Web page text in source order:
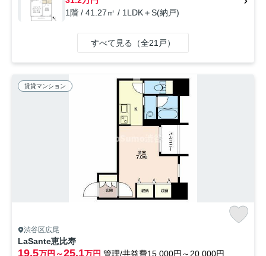
1階 / 41.27㎡ / 1LDK＋S(納戸)
すべて見る（全21戸）
賃貸マンション
渋谷区広尾
LaSante恵比寿
19.5万円～25.1万円 管理/共益費15,000円～20,000円